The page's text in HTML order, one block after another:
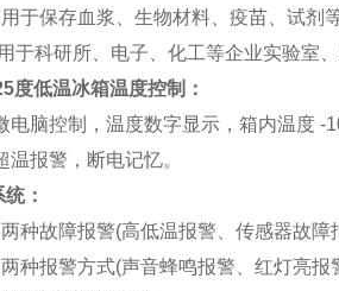
保存血浆、生物材料、疫苗、试剂
研所、电子、化工等企业实验室、
度低温冰箱温度控制：
控制，温度数字显示，箱内温度 -
警，断电记忆。
：
障报警(高低温报警、传感器故障
警方式(声音蜂鸣报警、红灯亮报